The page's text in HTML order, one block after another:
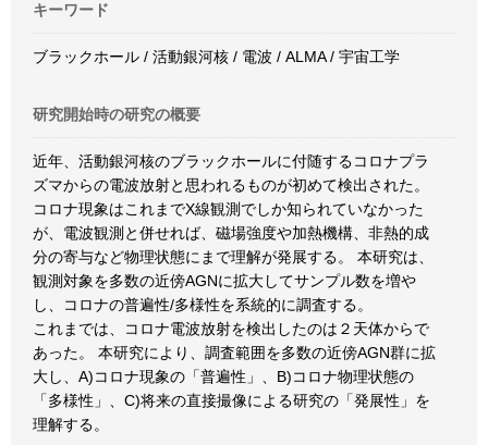
キーワード
ブラックホール / 活動銀河核 / 電波 / ALMA / 宇宙工学
研究開始時の研究の概要
近年、活動銀河核のブラックホールに付随するコロナプラ
ズマからの電波放射と思われるものが初めて検出された。
コロナ現象はこれまでX線観測でしか知られていなかった
が、電波観測と併せれば、磁場強度や加熱機構、非熱的成
分の寄与など物理状態にまで理解が発展する。 本研究は、
観測対象を多数の近傍AGNに拡大してサンプル数を増や
し、コロナの普遍性/多様性を系統的に調査する。
これまでは、コロナ電波放射を検出したのは２天体からで
あった。 本研究により、調査範囲を多数の近傍AGN群に拡
大し、A)コロナ現象の「普遍性」、B)コロナ物理状態の
「多様性」、C)将来の直接撮像による研究の「発展性」を
理解する。